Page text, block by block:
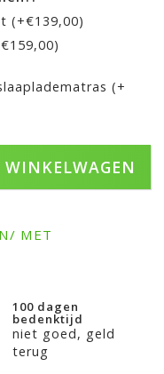
(+€139,00)
(+
MET
100 dagen
bedenktijd
niet goed, geld
terug